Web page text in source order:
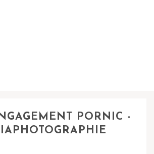
PORNIC -